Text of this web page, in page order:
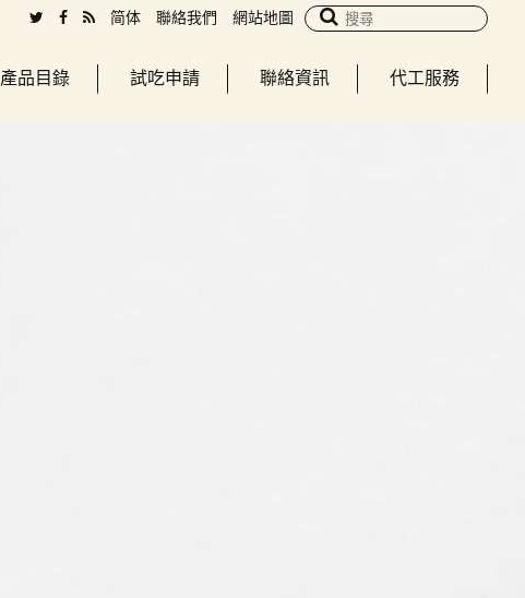
简体 聯絡我們 網站地圖
產品目錄 試吃申請 聯絡資訊 代工服務